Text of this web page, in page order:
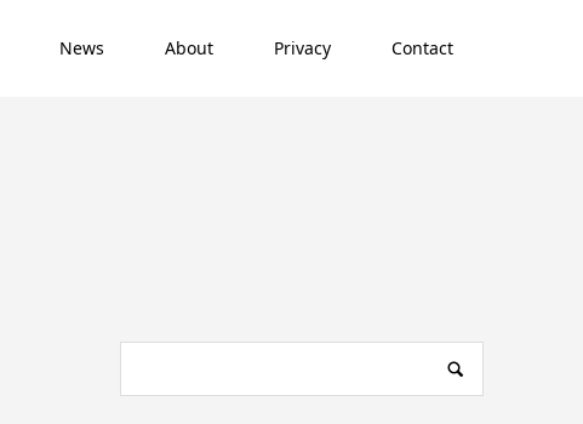
News About Privacy Contact